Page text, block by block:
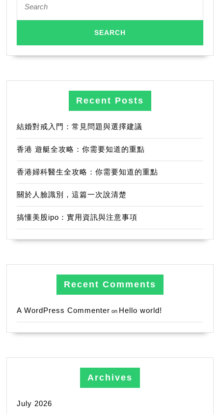
for:
Recent Posts
結婚對戒入門：常見問題與選擇建議
香港 遊艇全攻略：你需要知道的重點
香港婦科醫生全攻略：你需要知道的重點
關於人臉識別，這篇一次說清楚
搞懂美股ipo：實用資訊與注意事項
Recent Comments
A WordPress Commenter on Hello world!
Archives
July 2026